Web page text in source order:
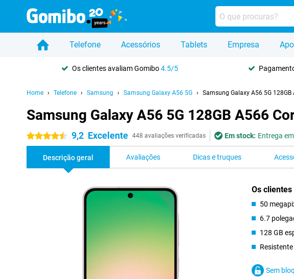
Telefone Acessórios Tablets Empresa
Os clientes avaliam Gomibo4.5/5
Home Telefone Samsung Samsung Galaxy A56 5G Samsung Galaxy A56 5G 128GB
Samsung Galaxy A56 5G 128GB A566
4.5 estrelas 9,2 Excelente 448 avaliações verificadas Em stock: Entrega
Descrição geral Avaliações Dicas e truques
Os
50
6.7
128 GB
Sem